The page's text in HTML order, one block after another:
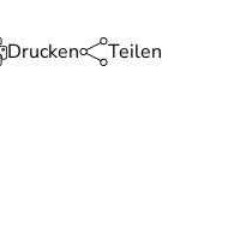
Drucken Teilen